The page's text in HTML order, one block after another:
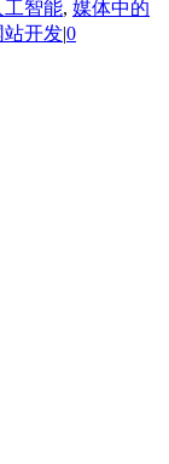
工智能, 媒体中的
站开发|0